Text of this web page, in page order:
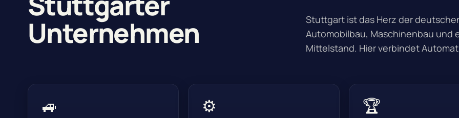
Unternehmen
Stuttgart ist das Herz der
Automobilbau, Maschinenbau und
Mittelstand. Hier verbindet
🚙 ⚙️ 🏆